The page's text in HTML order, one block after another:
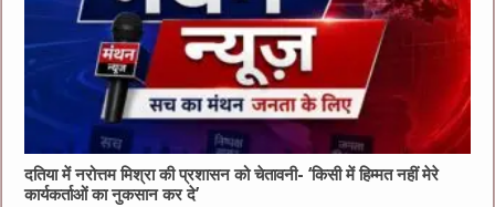
दतिया में नरोत्तम मिश्रा की प्रशासन को चेतावनी- ‘किसी में हिम्मत नहीं मेरे
कार्यकर्ताओं का नुकसान कर दे’